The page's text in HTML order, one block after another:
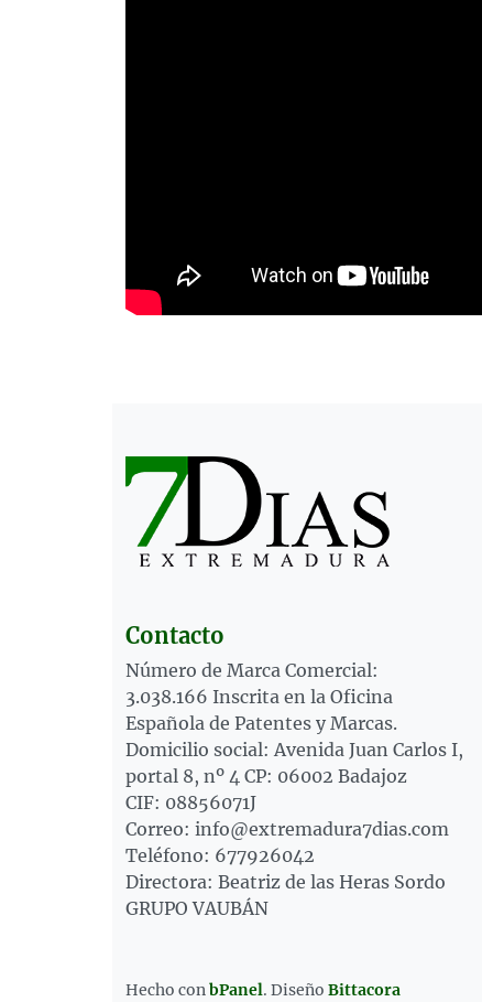
Contacto
Número de Marca Comercial:
3.038.166 Inscrita en la Oficina
Española de Patentes y Marcas.
Domicilio social: Avenida Juan Carlos I,
portal 8, nº 4 CP: 06002 Badajoz
CIF: 08856071J
Correo: info@extremadura7dias.com
Teléfono: 677926042
Directora: Beatriz de las Heras Sordo
GRUPO VAUBÁN
Hecho conbPanel. Diseño Bittacora